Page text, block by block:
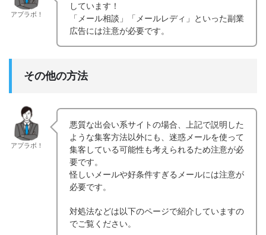
アプラボ！
しています！
「メール相談」「メールレディ」といった副業
広告には注意が必要です。
その他の方法
アプラボ！
悪質な出会い系サイトの場合、上記で説明した
ような集客方法以外にも、迷惑メールを使って
集客している可能性も考えられるため注意が必
要です。
怪しいメールや好条件すぎるメールには注意が
必要です。
対処法などは以下のページで紹介していますの
でご覧ください。